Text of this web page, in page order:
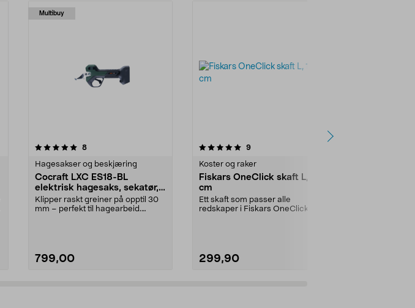
Multibuy
8anmeldelser
Hagesakser og beskjæring
Cocraft LXC ES18-BL
elektrisk hagesaks, sekatør,
18 V
Klipper raskt greiner på opptil 30
mm – perfekt til hagearbeid.
799,00
5.0 av 5 stjerner 9anmeldelser
Koster og raker
Fiskars OneClick skaft L, 161
cm
Ett skaft som passer alle
redskaper i Fiskars OneClick-
299,90
4.5 av 5 stjerner